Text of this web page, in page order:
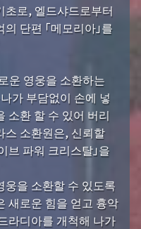
초로, 엘드샤드로부터
단편 「메모리아」를
운 영웅을 소환하는
가 부담없이 손에 넣
소환 할 수 있어 버리
스 소환원은, 신뢰할
브 파워 크리스탈」을
웅을 소환할 수 있도록
새로운 힘을 얻고 흉악
라디아를 개척해 나가